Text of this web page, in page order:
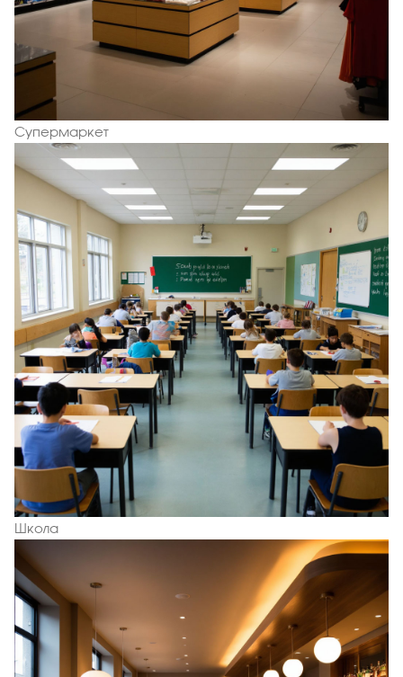
Супермаркет
Школа